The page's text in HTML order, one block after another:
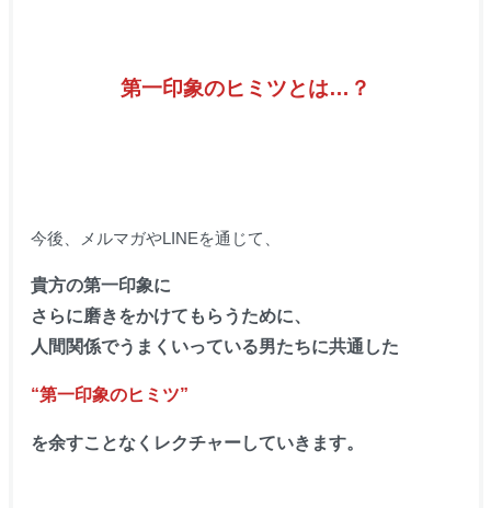
第一印象のヒミツとは…？
今後、メルマガやLINEを通じて、
貴方の第一印象に
さらに磨きをかけてもらうために、
人間関係でうまくいっている男たちに共通した
“第一印象のヒミツ”
を余すことなくレクチャーしていきます。